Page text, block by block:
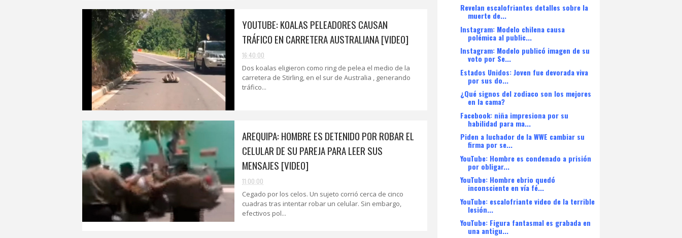
YOUTUBE: KOALAS PELEADORES CAUSAN
TRÁFICO EN CARRETERA AUSTRALIANA [VIDEO]
16:40:00
Dos koalas eligieron como ring de pelea el medio de la
carretera de Stirling, en el sur de Australia , generando
tráfico...
AREQUIPA: HOMBRE ES DETENIDO POR ROBAR EL
CELULAR DE SU PAREJA PARA LEER SUS
MENSAJES [VIDEO]
11:00:00
Cegado por los celos. Un sujeto corrió cerca de cinco
cuadras tras intentar robar un celular. Sin embargo,
efectivos pol...
Revelan escalofriantes detalles sobre la
muerte de...
Instagram: Modelo chilena causa
polémica al public...
Instagram: Modelo publicó imagen de su
voto por Se...
Estados Unidos: Joven fue devorada viva
por sus do...
¿Qué signos del zodiaco son los mejores
en la cama?
Facebook: niña impresiona por su
habilidad para ma...
Piden a luchador de la WWE cambiar su
firma por se...
YouTube: Hombre es condenado a prisión
por obligar...
YouTube: Hombre ebrio quedó
inconsciente en vía fé...
YouTube: escalofriante video de la terrible
lesión...
YouTube: Figura fantasmal es grabada en
una antigu...